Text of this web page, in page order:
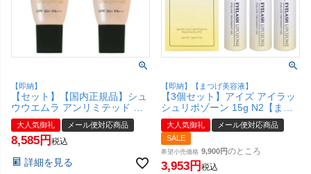
【即納】
【セット】【国内正規品】シュ
ウウエムラ アンリミテッド ブ
ロック：ブースター アドバンス
ト 30ml×2個 #ヌードベージュ
SPF50+ PA+++ 【化粧下地 メ
対応商品】【SBT】 (6044958-
大人気御礼 メール便対応商品
8,585 税込
詳細を見る
【即納】【まつげ美容液】
【3個セット】アイズ アイラッ
シュリポゾーン 15g N2【まつ
毛用ジェル まつ毛美容液】
EYEZ【メール便対応商品】
【SBT】(6024343-set3)
大人気御礼
メール便対応商品
SALE
希望小売価格 9,900 のところ
3,953 税込